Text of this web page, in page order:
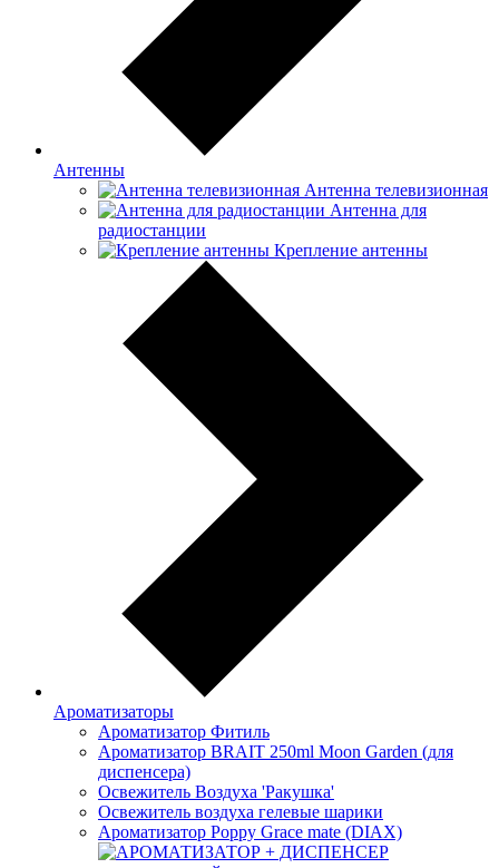
Антенны
Антенна телевизионная
Антенна для
радиостанции
Крепление антенны
Ароматизаторы
Ароматизатор Фитиль
Ароматизатор BRAIT 250ml Moon Garden (для
диспенсера)
Освежитель Воздуха 'Ракушка'
Освежитель воздуха гелевые шарики
Ароматизатор Poppy Grace mate (DIAX)